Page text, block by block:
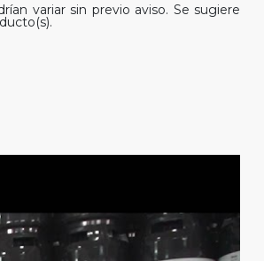
variar sin previo aviso. Se sugiere